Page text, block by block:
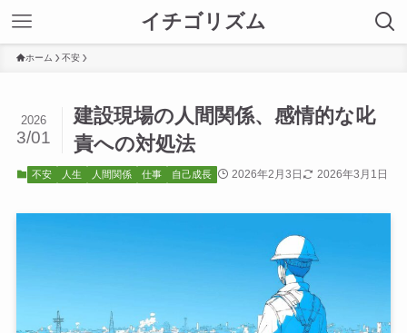
イチゴリズム
ホーム 不安
建設現場の人間関係、感情的な叱
責への対処法
2026
3/01
不安 人生 人間関係 仕事 自己成長 2026年2月3日 2026年3月1日